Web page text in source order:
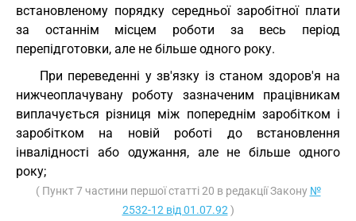
встановленому порядку середньої заробітної плати
за останнім місцем роботи за весь період
перепідготовки, але не більше одного року.
При переведенні у зв'язку із станом здоров'я на
нижчеоплачувану роботу зазначеним працівникам
виплачується різниця між попереднім заробітком і
заробітком на новій роботі до встановлення
інвалідності або одужання, але не більше одного
року;
( Пункт 7 частини першої статті 20 в редакції Закону №
2532-12 від 01.07.92 )